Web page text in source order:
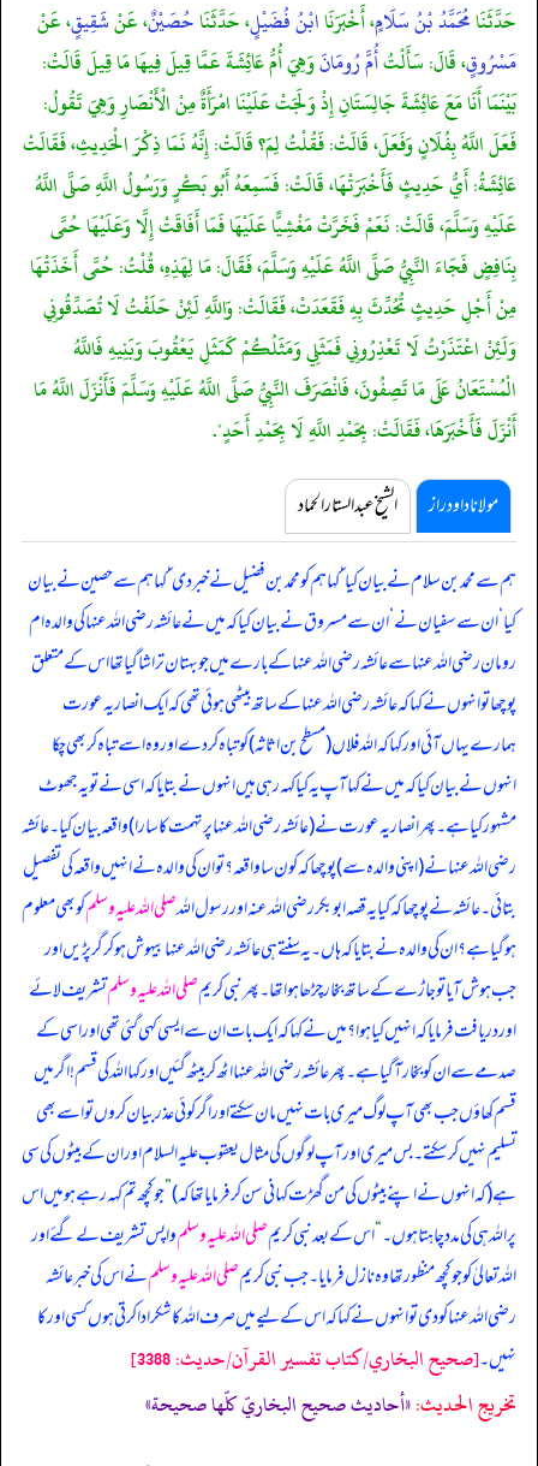
حَدَّثَنَامُحَمَّدُ بْنُ سَلَامٍ، أَخْبَرَنَاابْنُ فُضَيْلٍ، حَدَّثَنَاحُصَيْنٌ، عَنْشَقِيقٍ، عَنْ
مَسْرُوقٍ، قَالَ: سَأَلْتُأُمَّ رُومَانَوَهِيَ أُمُّ عَائِشَةَ عَمَّا قِيلَ فِيهَا مَا قِيلَ قَالَتْ:
بَيْنَمَا أَنَا مَعَ عَائِشَةَ جَالِسَتَانِ إِذْ وَلَجَتْ عَلَيْنَا امْرَأَةٌ مِنْ الْأَنْصَارِ وَهِيَ تَقُولُ:
فَعَلَ اللَّهُ بِفُلَانٍ وَفَعَلَ، قَالَتْ: فَقُلْتُ لِمَ؟ قَالَتْ: إِنَّهُ نَمَا ذِكْرَ الْحَدِيثِ، فَقَالَتْ
عَائِشَةُ: أَيُّ حَدِيثٍ فَأَخْبَرَتْهَا، قَالَتْ: فَسَمِعَهُ أَبُو بَكْرٍ وَرَسُولُ اللَّهِ صَلَّى اللَّهُ
عَلَيْهِ وَسَلَّمَ، قَالَتْ: نَعَمْ فَخَرَّتْ مَغْشِيًّا عَلَيْهَا فَمَا أَفَاقَتْ إِلَّا وَعَلَيْهَا حُمَّى
بِنَافِضٍ فَجَاءَ النَّبِيُّ صَلَّى اللَّهُ عَلَيْهِ وَسَلَّمَ، فَقَالَ: مَا لِهَذِهِ، قُلْتُ: حُمَّى أَخَذَتْهَا
مِنْ أَجْلِ حَدِيثٍ تُحُدِّثَ بِهِ فَقَعَدَتْ، فَقَالَتْ: وَاللَّهِ لَئِنْ حَلَفْتُ لَا تُصَدِّقُونِي
وَلَئِنْ اعْتَذَرْتُ لَا تَعْذِرُونِي فَمَثَلِي وَمَثَلُكُمْ كَمَثَلِ يَعْقُوبَ وَبَنِيهِ فَاللَّهُ
الْمُسْتَعَانُ عَلَى مَا تَصِفُونَ، فَانْصَرَفَ النَّبِيُّ صَلَّى اللَّهُ عَلَيْهِ وَسَلَّمَ فَأَنْزَلَ اللَّهُ مَا
أَنْزَلَ فَأَخْبَرَهَا، فَقَالَتْ: بِحَمْدِ اللَّهِ لَا بِحَمْدِ أَحَدٍ".
مولانا داود راز الشیخ عبدالستار الحماد
ہم سے محمد بن سلام نے بیان کیا ‘ کہا ہم کو محمد بن فضیل نے خبر دی ‘ کہا ہم سے حصین نے بیان
کیا ‘ ان سے سفیان نے ‘ ان سے مسروق نے بیان کیا کہمیں نے عائشہ رضی اللہ عنہا کی والدہ ام
رومان رضی اللہ عنہا سے عائشہ رضی اللہ عنہا کے بارے میں جو بہتان تراشا گیا تھا اس کے متعلق
پوچھا تو انہوں نے کہا کہ عائشہ رضی اللہ عنہا کے ساتھ بیٹھی ہوئی تھی کہ ایک انصاریہ عورت
ہمارے یہاں آئی اور کہا کہ اللہ فلاں (مسطح بن اثاثہ) کو تباہ کر دے اور وہ اسے تباہ کر بھی چکا
انہوں نے بیان کیا کہ میں نے کہا آپ یہ کیا کہہ رہی ہیں انہوں نے بتایا کہ اسی نے تو یہ جھوٹ
مشہور کیا ہے۔ پھر انصاریہ عورت نے (عائشہ رضی اللہ عنہا پر تہمت کا سارا) واقعہ بیان کیا۔ عائشہ
رضی اللہ عنہا نے (اپنی والدہ سے) پوچھا کہ کون سا واقعہ؟ تو ان کی والدہ نے انہیں واقعہ کی تفصیل
بتائی۔ عائشہ نے پوچھا کہ کیا یہ قصہ ابوبکر رضی اللہ عنہ اور رسول اللہصلی اللہ علیہ وسلمکو بھی معلوم
ہو گیا ہے؟ ان کی والدہ نے بتایا کہ ہاں۔ یہ سنتے ہی عائشہ رضی اللہ عنہا بیہوش ہو کر گر پڑیں اور
جب ہوش آیا تو جاڑے کے ساتھ بخار چڑھا ہوا تھا۔ پھر نبی کریمصلی اللہ علیہ وسلمتشریف لائے
اور دریافت فرمایا کہ انہیں کیا ہوا؟ میں نے کہا کہ ایک بات ان سے ایسی کہی گئی تھی اور اسی کے
صدمے سے ان کو بخار آ گیا ہے۔ پھر عائشہ رضی اللہ عنہا اٹھ کر بیٹھ گئیں اور کہا اللہ کی قسم! اگر میں
قسم کھاؤں جب بھی آپ لوگ میری بات نہیں مان سکتے اور اگر کوئی عذر بیان کروں تو اسے بھی
تسلیم نہیں کر سکتے۔ بس میری اور آپ لوگوں کی مثال یعقوب علیہ السلام اور ان کے بیٹوں کی سی
ہے (کہ انہوں نے اپنے بیٹوں کی من گھڑت کہانی سن کر فرمایا تھا کہ)”جو کچھ تم کہہ رہے ہو میں اس
پر اللہ ہی کی مدد چاہتا ہوں۔“اس کے بعد نبی کریمصلی اللہ علیہ وسلمواپس تشریف لے گئے اور
اللہ تعالیٰ کو جو کچھ منظور تھا وہ نازل فرمایا۔ جب نبی کریمصلی اللہ علیہ وسلمنے اس کی خبر عائشہ
رضی اللہ عنہا کو دی تو انہوں نے کہا کہ اس کے لیے میں صرف اللہ کا شکر ادا کرتی ہوں کسی اور کا
نہیں۔[صحيح البخاري/كتاب تفسير القرآن/حدیث: 3388]
تخریج الحدیث:«أحاديث صحيح البخاريّ كلّها صحيحة»